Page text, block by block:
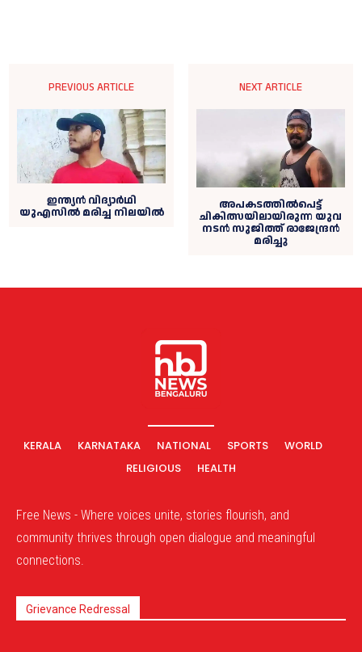
PREVIOUS ARTICLE
ഇന്ത്യൻ വിദ്യാര്‍ഥി
യുഎസില്‍ മരിച്ച നിലയില്‍
NEXT ARTICLE
അപകടത്തില്‍പെട്ട്
ചികിത്സയിലായിരുന്ന യുവ
നടൻ സുജിത്ത് രാജേന്ദ്രൻ
മരിച്ചു
KERALA KARNATAKA NATIONAL SPORTS
WORLD
RELIGIOUS
HEALTH
Free News - Where voices unite, stories flourish, and
community thrives through open dialogue and meaningful
connections.
Grievance Redressal